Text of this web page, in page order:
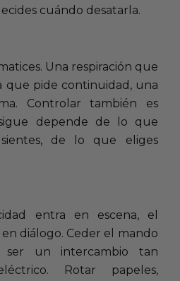
cuándo desatarla.
Una respiración que
que pide continuidad, una
Controlar también es
depende de lo que
de lo que eliges
entra en escena, el
diálogo. Ceder el mando
un intercambio tan
Rotar papeles,